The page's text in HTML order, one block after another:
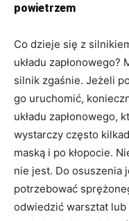
powietrzem
Co dzieje się z
układu
silnik zgaśnie. Jeżeli
go uruchomić,
układu zapłonowego,
wystarczy często
maską i po kłopocie.
nie jest. Do osuszenia
potrzebować
odwiedzić warsztat